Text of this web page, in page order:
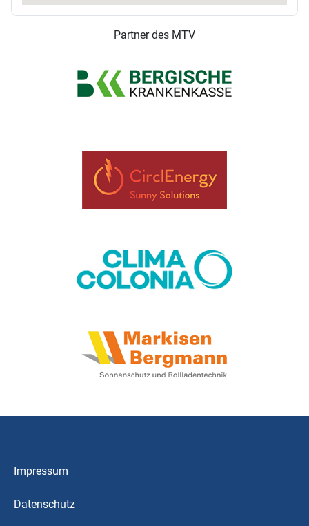
Partner des MTV
Impressum
Datenschutz